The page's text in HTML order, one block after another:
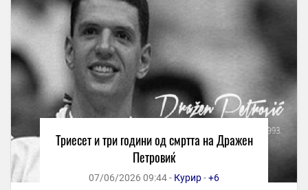
Триесет и три години од смртта на Дражен
Петровиќ
07/06/2026 09:44 - Курир-+6